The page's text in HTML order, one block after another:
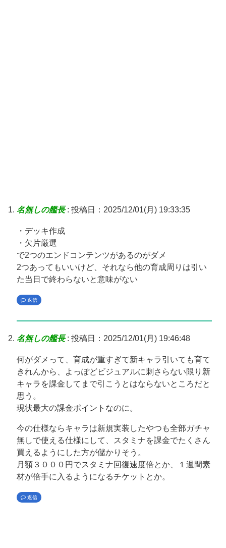
名無しの艦長: 投稿日：2025/12/01(月) 19:33:35
・デッキ作成
・欠片厳選
で2つのエンドコンテンツがあるのがダメ
2つあってもいいけど、それなら他の育成周りは引い
た当日で終わらないと意味がない
返信
名無しの艦長: 投稿日：2025/12/01(月) 19:46:48
何がダメって、育成が重すぎて新キャラ引いても育て
きれんから、よっぽどビジュアルに刺さらない限り新
キャラを課金してまで引こうとはならないところだと
思う。
現状最大の課金ポイントなのに。
今の仕様ならキャラは新規実装したやつも全部ガチャ
無しで使える仕様にして、スタミナを課金でたくさん
買えるようにした方が儲かりそう。
月額３０００円でスタミナ回復速度倍とか、１週間素
材が倍手に入るようになるチケットとか。
返信